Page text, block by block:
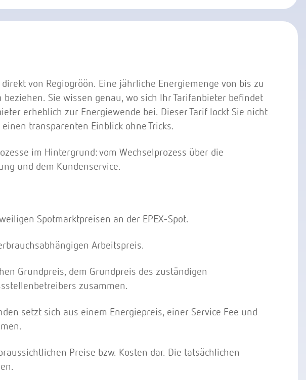
von Regiogröön. Eine jährliche Energiemenge von bis zu
Sie wissen genau, wo sich Ihr Tarifanbieter befindet
erheblich zur Energiewende bei. Dieser Tarif lockt Sie nicht
transparenten Einblick ohne Tricks.
im Hintergrund: vom Wechselprozess über die
und dem Kundenservice.
Spotmarktpreisen an der EPEX-Spot.
Arbeitspreis.
Grundpreis, dem Grundpreis des zuständigen
zusammen.
setzt sich aus einem Energiepreis, einer Service Fee und
Preise bzw. Kosten dar. Die tatsächlichen